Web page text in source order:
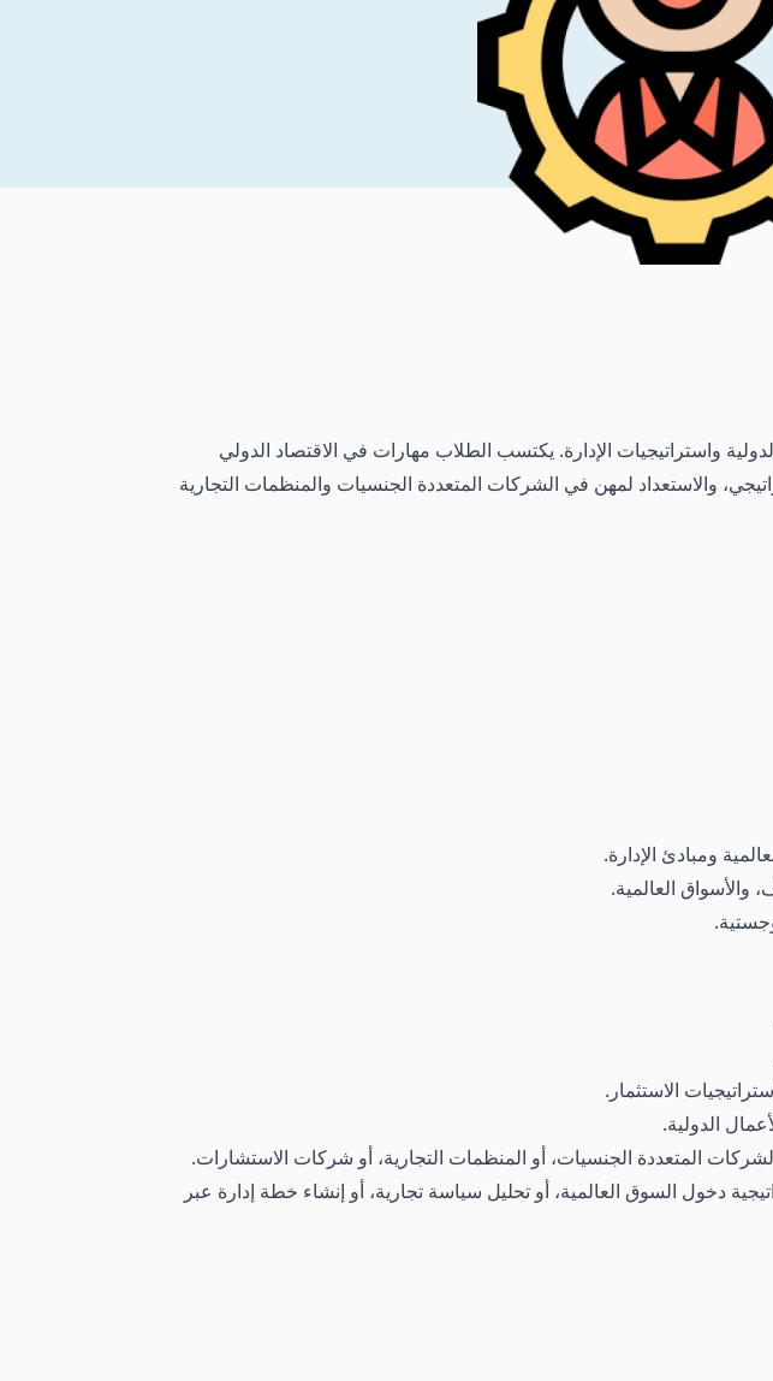
واستراتيجيات الإدارة. يكتسب الطلاب مهارات في الاقتصاد الدولي
والاستعداد لمهن في الشركات المتعددة الجنسيات والمنظمات التجارية
ومبادئ الإدارة.
والأسواق العالمية.
الاستثمار.
الدولية.
المتعددة الجنسيات، أو المنظمات التجارية، أو شركات الاستشارات.
دخول السوق العالمية، أو تحليل سياسة تجارية، أو إنشاء خطة إدارة عبر